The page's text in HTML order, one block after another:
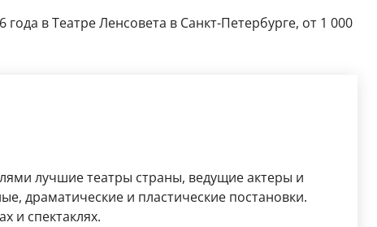
в Театре Ленсовета в Санкт-Петербурге, от 1 000
лучшие театры страны, ведущие актеры и
драматические и пластические постановки.
и спектаклях.